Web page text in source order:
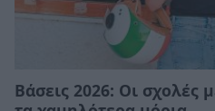
Βάσεις 2026: Οι σχολές